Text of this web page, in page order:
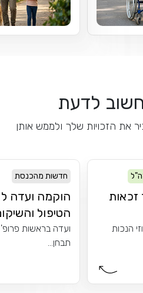
לדעת
את הזכויות שלך ולממש אותן
זכאות
הנכות
חדשות מהכנסת
הוקמה ועדה
הטיפול
ועדה בראשות
תבחן...